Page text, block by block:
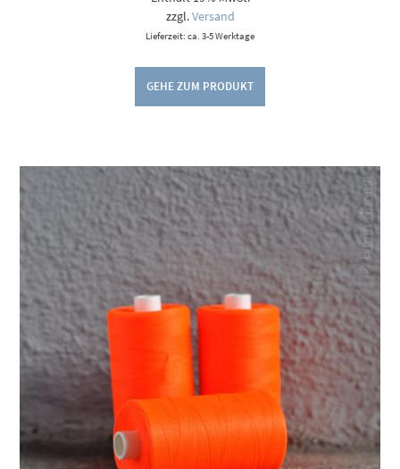
zzgl.Versand
Lieferzeit: ca. 3-5 Werktage
GEHE ZUM PRODUKT